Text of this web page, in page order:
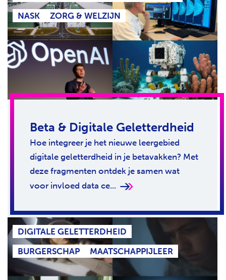
NASK
ZORG & WELZIJN
Beta & Digitale Geletterdheid
Hoe integreer je het nieuwe leergebied
digitale geletterdheid in je betavakken? Met
deze fragmenten ontdek je samen wat
voor invloed data ce...
DIGITALE GELETTERDHEID
BURGERSCHAP
MAATSCHAPPIJLEER